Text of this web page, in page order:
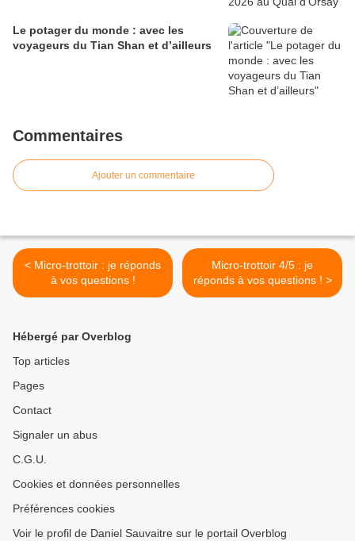
Le potager du monde : avec les
voyageurs du Tian Shan et d’ailleurs
Commentaires
Ajouter un commentaire
< Micro-trottoir : je réponds
à vos questions !
Micro-trottoir 4/5 : je
réponds à vos questions ! >
Hébergé par Overblog
Top articles
Pages
Contact
Signaler un abus
C.G.U.
Cookies et données personnelles
Préférences cookies
Voir le profil de Daniel Sauvaitre sur le portail Overblog